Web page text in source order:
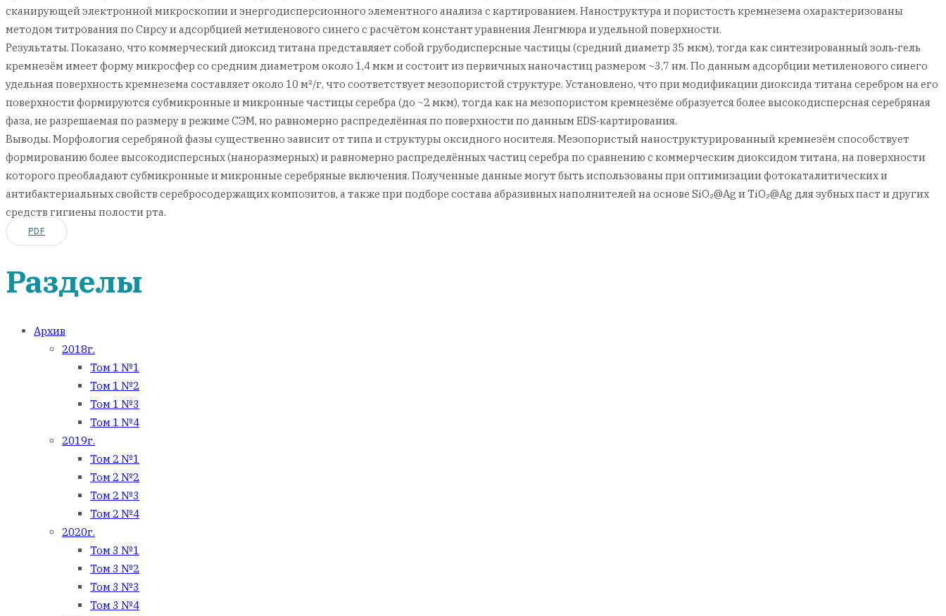
сканирующей электронной микроскопии и энергодисперсионного элементного анализа с картированием. Наноструктура и пористость кремнезема охарактеризованы
методом титрования по Сирсу и адсорбцией метиленового синего с расчётом констант уравнения Ленгмюра и удельной поверхности.
Результаты. Показано, что коммерческий диоксид титана представляет собой грубодисперсные частицы (средний диаметр 35 мкм), тогда как синтезированный золь‑гель
кремнезём имеет форму микросфер со средним диаметром около 1,4 мкм и состоит из первичных наночастиц размером ~3,7 нм. По данным адсорбции метиленового синего
удельная поверхность кремнезема составляет около 10 м²/г, что соответствует мезопористой структуре. Установлено, что при модификации диоксида титана серебром на его
поверхности формируются субмикронные и микронные частицы серебра (до ~2 мкм), тогда как на мезопористом кремнезёме образуется более высокодисперсная серебряная
фаза, не разрешаемая по размеру в режиме СЭМ, но равномерно распределённая по поверхности по данным EDS‑картирования.
Выводы. Морфология серебряной фазы существенно зависит от типа и структуры оксидного носителя. Мезопористый наноструктурированный кремнезём способствует
формированию более высокодисперсных (наноразмерных) и равномерно распределённых частиц серебра по сравнению с коммерческим диоксидом титана, на поверхности
которого преобладают субмикронные и микронные серебряные включения. Полученные данные могут быть использованы при оптимизации фотокаталитических и
антибактериальных свойств серебросодержащих композитов, а также при подборе состава абразивных наполнителей на основе SiO₂@Ag и TiO₂@Ag для зубных паст и других
средств гигиены полости рта.
PDF
Разделы
Архив
2018г.
Том 1 №1
Том 1 №2
Том 1 №3
Том 1 №4
2019г.
Том 2 №1
Том 2 №2
Том 2 №3
Том 2 №4
2020г.
Том 3 №1
Том 3 №2
Том 3 №3
Том 3 №4